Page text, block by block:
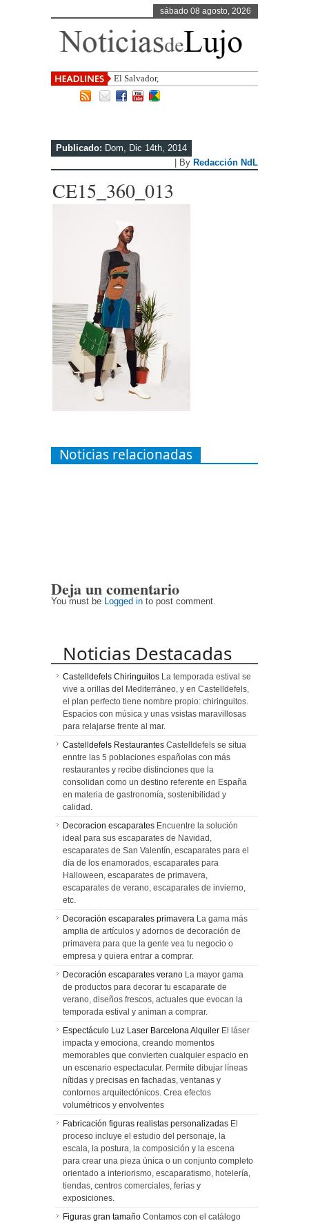
sábado 08 agosto, 2026
El Salvador, uno de los destinos con
Publicado: Dom, Dic 14th, 2014
| By Redacción NdL
CE15_360_013
Noticias relacionadas
Deja un comentario
You must be Logged in to post comment.
Noticias Destacadas
Castelldefels Chiringuitos La temporada estival se
vive a orillas del Mediterráneo, y en Castelldefels,
el plan perfecto tiene nombre propio: chiringuitos.
Espacios con música y unas vsistas maravillosas
para relajarse frente al mar.
Castelldefels Restaurantes Castelldefels se situa
enntre las 5 poblaciones españolas con más
restaurantes y recibe distinciones que la
consolidan como un destino referente en España
en materia de gastronomía, sostenibilidad y
calidad.
Decoracion escaparates Encuentre la solución
ideal para sus escaparates de Navidad,
escaparates de San Valentín, escaparates para el
día de los enamorados, escaparates para
Halloween, escaparates de primavera,
escaparates de verano, escaparates de invierno,
etc.
Decoración escaparates primavera La gama más
amplia de artículos y adornos de decoración de
primavera para que la gente vea tu negocio o
empresa y quiera entrar a comprar.
Decoración escaparates verano La mayor gama
de productos para decorar tu escaparate de
verano, diseños frescos, actuales que evocan la
temporada estival y animan a comprar.
Espectáculo Luz Laser Barcelona Alquiler El láser
impacta y emociona, creando momentos
memorables que convierten cualquier espacio en
un escenario espectacular. Permite dibujar líneas
nítidas y precisas en fachadas, ventanas y
contornos arquitectónicos. Crea efectos
volumétricos y envolventes
Fabricación figuras realistas personalizadas El
proceso incluye el estudio del personaje, la
escala, la postura, la composición y la escena
para crear una pieza única o un conjunto completo
orientado a interiorismo, escaparatismo, hotelería,
tiendas, centros comerciales, ferias y
exposiciones.
Figuras gran tamaño Contamos con el catálogo